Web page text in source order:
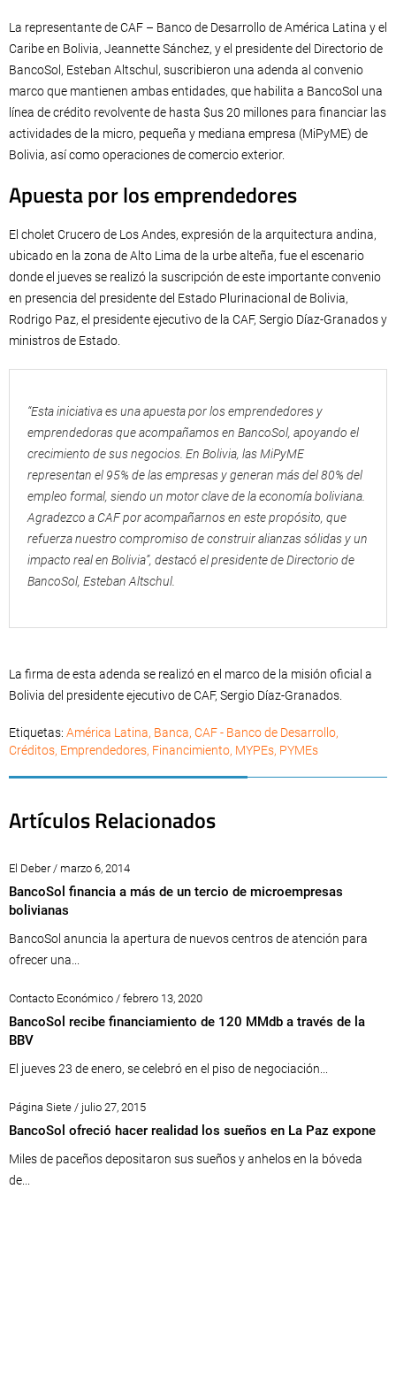
La representante de CAF – Banco de Desarrollo de América Latina y el
Caribe en Bolivia, Jeannette Sánchez, y el presidente del Directorio de
BancoSol, Esteban Altschul, suscribieron una adenda al convenio
marco que mantienen ambas entidades, que habilita a BancoSol una
línea de crédito revolvente de hasta $us 20 millones para financiar las
actividades de la micro, pequeña y mediana empresa (MiPyME) de
Bolivia, así como operaciones de comercio exterior.
Apuesta por los emprendedores
El cholet Crucero de Los Andes, expresión de la arquitectura andina,
ubicado en la zona de Alto Lima de la urbe alteña, fue el escenario
donde el jueves se realizó la suscripción de este importante convenio
en presencia del presidente del Estado Plurinacional de Bolivia,
Rodrigo Paz, el presidente ejecutivo de la CAF, Sergio Díaz-Granados y
ministros de Estado.
“Esta iniciativa es una apuesta por los emprendedores y
emprendedoras que acompañamos en BancoSol, apoyando el
crecimiento de sus negocios. En Bolivia, las MiPyME
representan el 95% de las empresas y generan más del 80% del
empleo formal, siendo un motor clave de la economía boliviana.
Agradezco a CAF por acompañarnos en este propósito, que
refuerza nuestro compromiso de construir alianzas sólidas y un
impacto real en Bolivia”, destacó el presidente de Directorio de
BancoSol, Esteban Altschul.
La firma de esta adenda se realizó en el marco de la misión oficial a
Bolivia del presidente ejecutivo de CAF, Sergio Díaz-Granados.
Etiquetas: América Latina, Banca, CAF - Banco de Desarrollo,
Créditos, Emprendedores, Financimiento, MYPEs, PYMEs
Artículos Relacionados
El Deber / marzo 6, 2014
BancoSol financia a más de un tercio de microempresas
bolivianas
BancoSol anuncia la apertura de nuevos centros de atención para
ofrecer una...
Contacto Económico / febrero 13, 2020
BancoSol recibe financiamiento de 120 MMdb a través de la
BBV
El jueves 23 de enero, se celebró en el piso de negociación...
Página Siete / julio 27, 2015
BancoSol ofreció hacer realidad los sueños en La Paz expone
Miles de paceños depositaron sus sueños y anhelos en la bóveda
de...